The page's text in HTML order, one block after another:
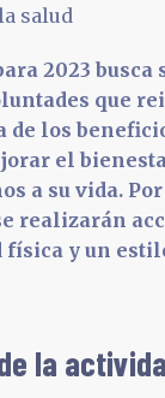
salud
2023 busca
que
los
el
a su vida.
realizarán
física y un
la